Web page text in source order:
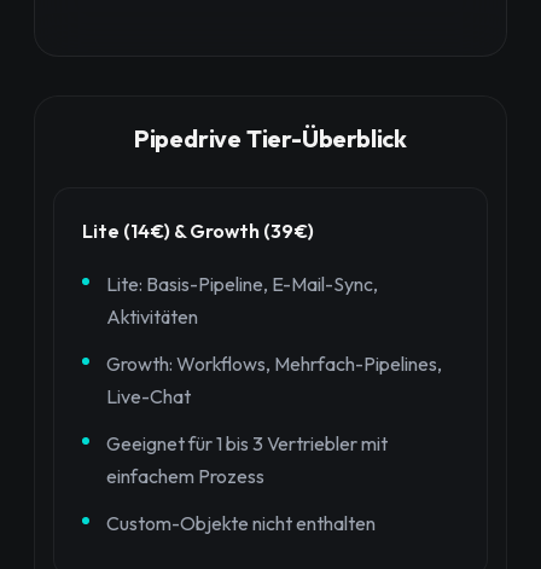
Pipedrive Tier-Überblick
Lite (14€) & Growth (39€)
Lite: Basis-Pipeline, E-Mail-Sync,
Aktivitäten
Growth: Workflows, Mehrfach-Pipelines,
Live-Chat
Geeignet für 1 bis 3 Vertriebler mit
einfachem Prozess
Custom-Objekte nicht enthalten